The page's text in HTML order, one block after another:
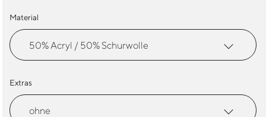
Menge
Material
Extras